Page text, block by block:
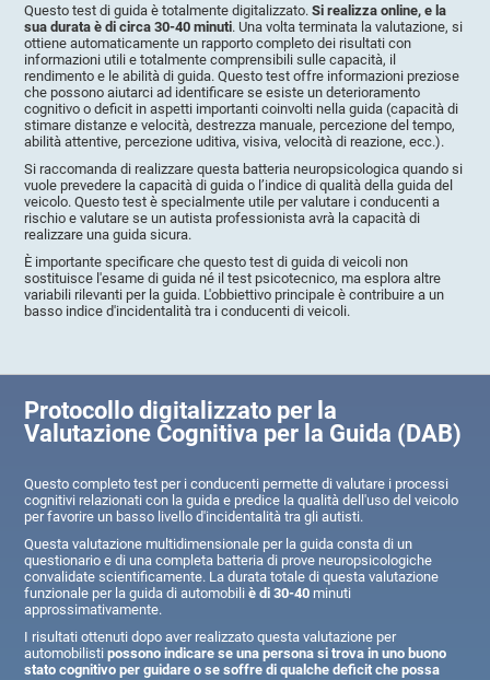
Questo test di guida è totalmente digitalizzato.Si realizza online, e la
sua durata è di circa 30-40 minuti. Una volta terminata la valutazione, si
ottiene automaticamente un rapporto completo dei risultati con
informazioni utili e totalmente comprensibili sulle capacità, il
rendimento e le abilità di guida. Questo test offre informazioni preziose
che possono aiutarci ad identificare se esiste un deterioramento
cognitivo o deficit in aspetti importanti coinvolti nella guida (capacità di
stimare distanze e velocità, destrezza manuale, percezione del tempo,
abilità attentive, percezione uditiva, visiva, velocità di reazione, ecc.).
Si raccomanda di realizzare questa batteria neuropsicologica quando si
vuole prevedere la capacità di guida o l’indice di qualità della guida del
veicolo. Questo test è specialmente utile per valutare i conducenti a
rischio e valutare se un autista professionista avrà la capacità di
realizzare una guida sicura.
È importante specificare che questo test di guida di veicoli non
sostituisce l'esame di guida né il test psicotecnico, ma esplora altre
variabili rilevanti per la guida. L'obbiettivo principale è contribuire a un
basso indice d'incidentalità tra i conducenti di veicoli.
Protocollo digitalizzato per la
Valutazione Cognitiva per la Guida (DAB)
Questo completo test per i conducenti permette di valutare i processi
cognitivi relazionati con la guida e predice la qualità dell'uso del veicolo
per favorire un basso livello d'incidentalità tra gli autisti.
Questa valutazione multidimensionale per la guida consta di un
questionario e di una completa batteria di prove neuropsicologiche
convalidate scientificamente. La durata totale di questa valutazione
funzionale per la guida di automobiliè di 30-40 minuti
approssimativamente.
I risultati ottenuti dopo aver realizzato questa valutazione per
automobilistipossono indicare se una persona si trova in uno buono
stato cognitivo per guidare o se soffre di qualche deficit che possa